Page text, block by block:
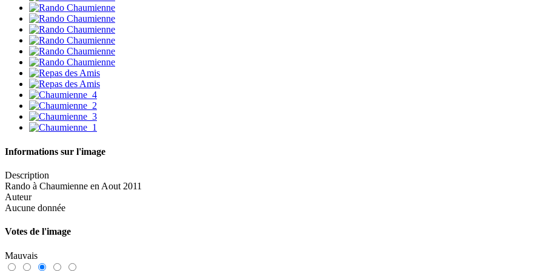
Informations sur l'image
Description
Rando à Chaumienne en Aout 2011
Auteur
Aucune donnée
Votes de l'image
Mauvais